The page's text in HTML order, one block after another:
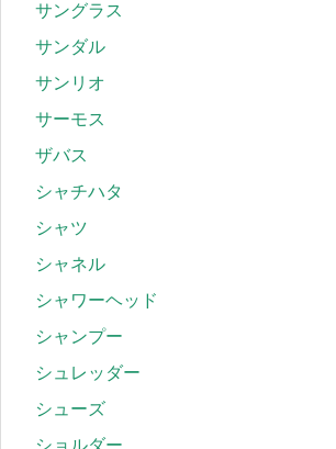
サングラス
サンダル
サンリオ
サーモス
ザバス
シャチハタ
シャツ
シャネル
シャワーヘッド
シャンプー
シュレッダー
シューズ